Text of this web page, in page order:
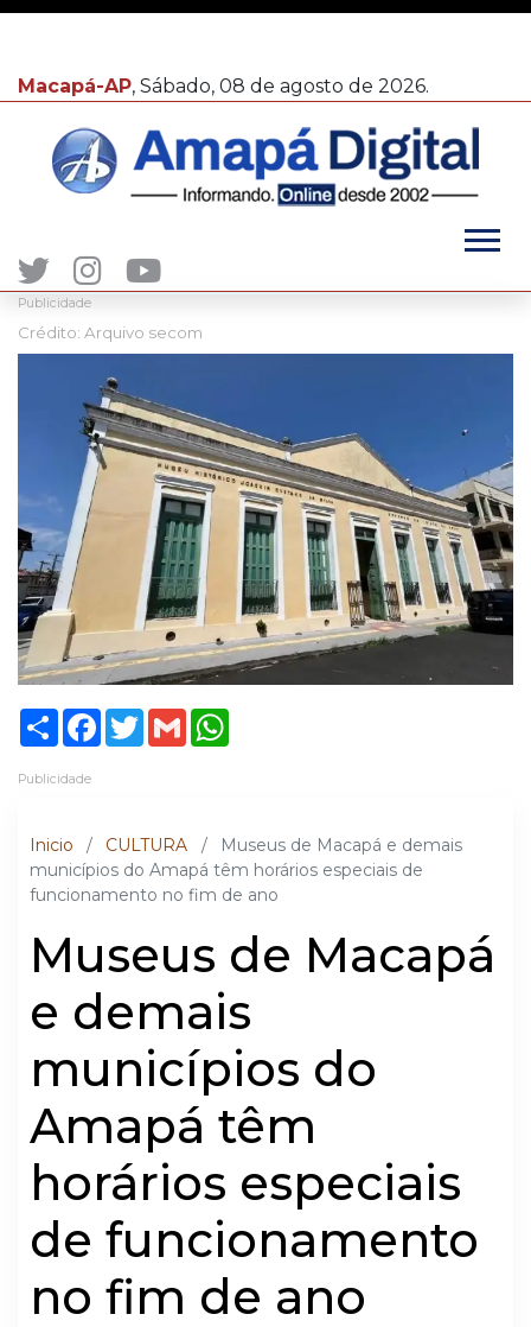
Macapá-AP, Sábado, 08 de agosto de 2026.
Publicidade
Crédito: Arquivo secom
ShareFacebook
TwitterGmail
Publicidade
Inicio / CULTURA /
Museus de Macapá e demais
municípios do Amapá têm horários especiais de
funcionamento no fim de ano
Museus de Macapá
e demais
municípios do
Amapá têm
horários especiais
de funcionamento
no fim de ano